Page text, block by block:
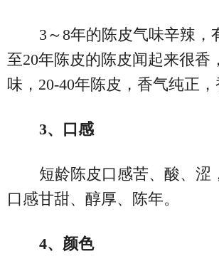
3～8年的陈皮气味辛辣，
至20年陈皮的陈皮闻起来很香
味，20-40年陈皮，香气纯正，
3、口感
短龄陈皮口感苦、酸、涩
口感甘甜、醇厚、陈年。
4、颜色